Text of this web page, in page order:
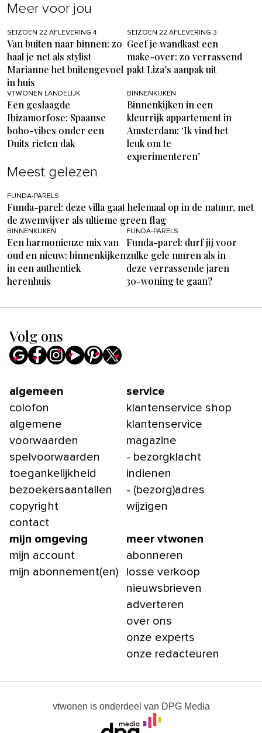
Meer voor jou
SEIZOEN 22 AFLEVERING 4
Van buiten naar binnen: zo
haal je net als stylist
Marianne het buitengevoel
in huis
SEIZOEN 22 AFLEVERING 3
Geef je wandkast een
make-over: zo verrassend
pakt Liza’s aanpak uit
VTWONEN LANDELIJK
Een geslaagde
Ibizamorfose: Spaanse
boho-vibes onder een
Duits rieten dak
BINNENKIJKEN
Binnenkijken in een
kleurrijk appartement in
Amsterdam: ‘Ik vind het
leuk om te
experimenteren’
Meest gelezen
FUNDA-PARELS
Funda-parel: deze villa gaat helemaal op in de natuur, met
de zwemvijver als ultieme green flag
BINNENKIJKEN
Een harmonieuze mix van
oud en nieuw: binnenkijken
in een authentiek
herenhuis
FUNDA-PARELS
Funda-parel: durf jij voor
zulke gele muren als in
deze verrassende jaren
30-woning te gaan?
Volg ons
algemeen
colofon
algemene
voorwaarden
spelvoorwaarden
toegankelijkheid
bezoekersaantallen
copyright
contact
service
klantenservice shop
klantenservice
magazine
- bezorgklacht
indienen
- (bezorg)adres
wijzigen
mijn omgeving
mijn account
mijn abonnement(en)
meer vtwonen
abonneren
losse verkoop
nieuwsbrieven
adverteren
over ons
onze experts
onze redacteuren
vtwonen is onderdeel van DPG Media